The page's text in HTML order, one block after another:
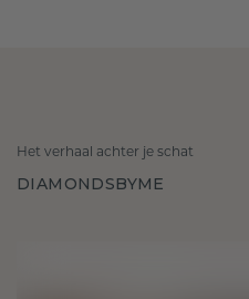
Het verhaal achter je schat
DIAMONDSBYME